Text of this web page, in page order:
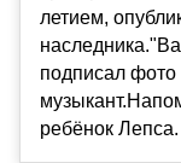
летием,
подписал фото
ребёнок